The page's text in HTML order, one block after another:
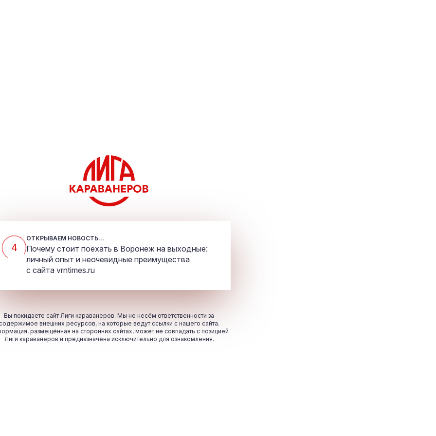
4
ОТКРЫВАЕМ НОВОСТЬ...
Почему стоит поехать в Воронеж на выходные:
личный опыт и неочевидные преимущества
с сайта vrntimes.ru
Вы покидаете сайт Лиги караванеров. Мы не несём ответственности за
внешних ресурсов, на которые ведут ссылки с нашего сайта.
размещённая на сторонних сайтах, может не совпадать с позицией
Лиги караванеров и предназначена исключительно для ознакомления.